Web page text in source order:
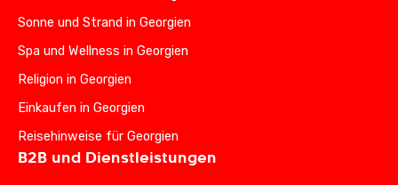
Sonne und Strand in Georgien
Spa und Wellness in Georgien
Religion in Georgien
Einkaufen in Georgien
Reisehinweise für Georgien
B2B und Dienstleistungen